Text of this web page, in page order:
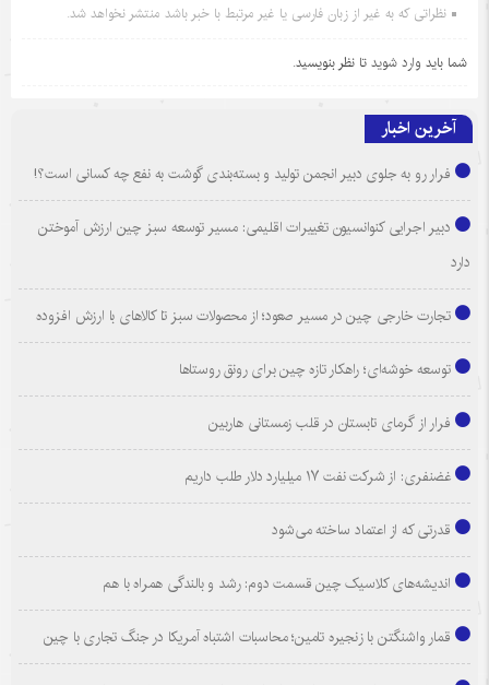
نظراتی که به غیر از زبان فارسی یا غیر مرتبط با خبر باشد منتشر نخواهد شد.
شما باید وارد شوید تا نظر بنویسید.
آخرین اخبار
فرار رو به جلوی دبیر انجمن تولید و بسته‌بندی گوشت به نفع چه کسانی است؟!
دبیر اجرایی کنوانسیون تغییرات اقلیمی: مسیر توسعه سبز چین ارزش آموختن
دارد
تجارت خارجی چین در مسیر صعود؛ از محصولات سبز تا کالاهای با ارزش افزوده
توسعه خوشه‌ای؛ راهکار تازه چین برای رونق روستاها
فرار از گرمای تابستان در قلب زمستانی هاربین
غضنفری: از شرکت نفت ۱۷ میلیارد دلار طلب داریم
قدرتی که از اعتماد ساخته می‌شود
اندیشه‌های کلاسیک چین قسمت دوم: رشد و بالندگی همراه با هم
قمار واشنگتن با زنجیره تامین؛ محاسبات اشتباه آمریکا در جنگ تجاری با چین